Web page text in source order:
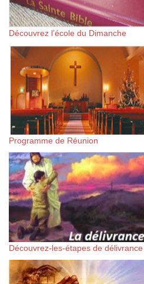
Découvrez l’école du Dimanche
Programme de Réunion
Découvrez-les-étapes de délivrance